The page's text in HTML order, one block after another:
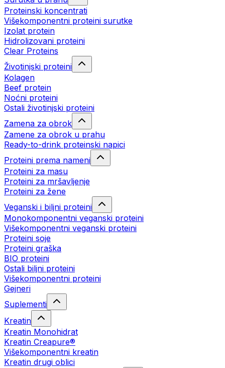
Proteinski koncentrati
Višekomponentni proteini surutke
Izolat protein
Hidrolizovani proteini
Clear Proteins
Životinjski proteini
Kolagen
Beef protein
Noćni proteini
Ostali životinjski proteini
Zamena za obrok
Zamene za obrok u prahu
Ready-to-drink proteinski napici
Proteini prema nameni
Proteini za masu
Proteini za mršavljenje
Proteini za žene
Veganski i biljni proteini
Monokomponentni veganski proteini
Višekomponentni veganski proteini
Proteini soje
Proteini graška
BIO proteini
Ostali biljni proteini
Višekomponentni proteini
Gejneri
Suplementi
Kreatin
Kreatin Monohidrat
Kreatin Creapure®
Višekomponentni kreatin
Kreatin drugi oblici